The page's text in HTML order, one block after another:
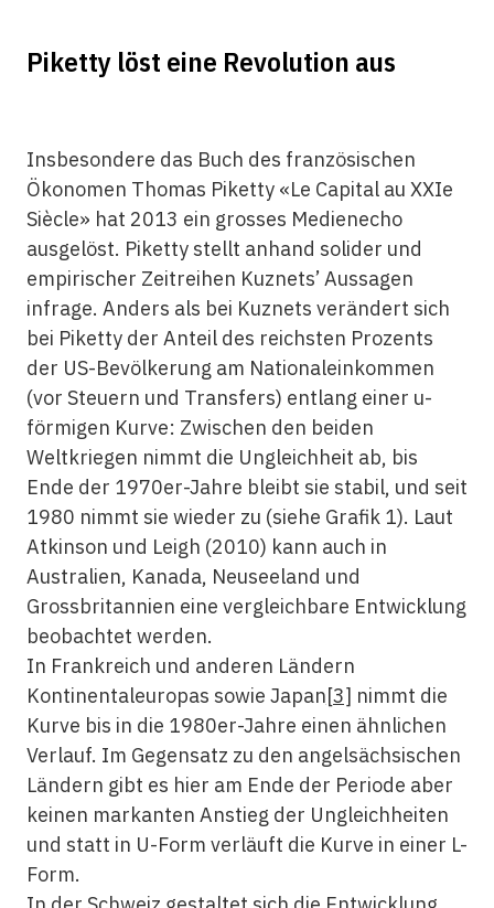
Piketty löst eine Revolution aus
Insbesondere das Buch des französischen
Ökonomen Thomas Piketty «Le Capital au XXIe
Siècle» hat 2013 ein grosses Medienecho
ausgelöst. Piketty stellt anhand solider und
empirischer Zeitreihen Kuznets’ Aussagen
infrage. Anders als bei Kuznets verändert sich
bei Piketty der Anteil des reichsten Prozents
der US-Bevölkerung am Nationaleinkommen
(vor Steuern und Transfers) entlang einer u-
förmigen Kurve: Zwischen den beiden
Weltkriegen nimmt die Ungleichheit ab, bis
Ende der 1970er-Jahre bleibt sie stabil, und seit
1980 nimmt sie wieder zu (siehe Grafik 1). Laut
Atkinson und Leigh (2010) kann auch in
Australien, Kanada, Neuseeland und
Grossbritannien eine vergleichbare Entwicklung
beobachtet werden.
In Frankreich und anderen Ländern
Kontinentaleuropas sowie Japan[3] nimmt die
Kurve bis in die 1980er-Jahre einen ähnlichen
Verlauf. Im Gegensatz zu den angelsächsischen
Ländern gibt es hier am Ende der Periode aber
keinen markanten Anstieg der Ungleichheiten
und statt in U-Form verläuft die Kurve in einer L-
Form.